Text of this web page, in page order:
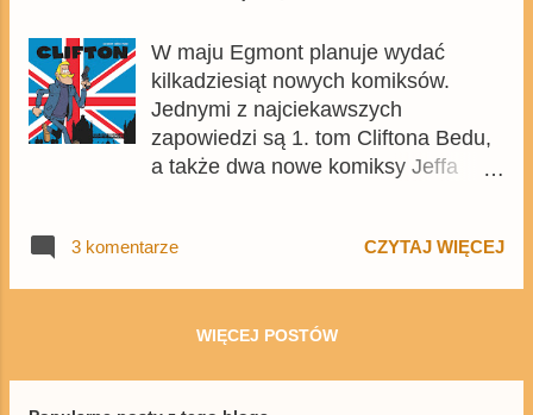
W maju Egmont planuje wydać
kilkadziesiąt nowych komiksów.
Jednymi z najciekawszych
zapowiedzi są 1. tom Cliftona Bedu,
a także dwa nowe komiksy Jeffa
targetowany do ciut starszego
wymienione komiksy trafią do
3 komentarze CZYTAJ WIĘCEJ
WIĘCEJ POSTÓW